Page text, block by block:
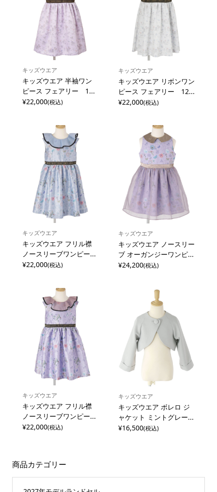
キッズウエア
キッズウエア 半袖ワン
ピース フェアリー 1...
¥22,000(税込)
キッズウエア
キッズウエア リボンワン
ピース フェアリー 12...
¥22,000(税込)
キッズウエア
キッズウエア フリル襟
ノースリーブワンピー...
¥22,000(税込)
キッズウエア
キッズウエア ノースリー
ブ オーガンジーワンピ...
¥24,200(税込)
キッズウエア
キッズウエア フリル襟
ノースリーブワンピー...
¥22,000(税込)
キッズウエア
キッズウエア ボレロ ジ
ャケット ミントグレー...
¥16,500(税込)
商品カテゴリー